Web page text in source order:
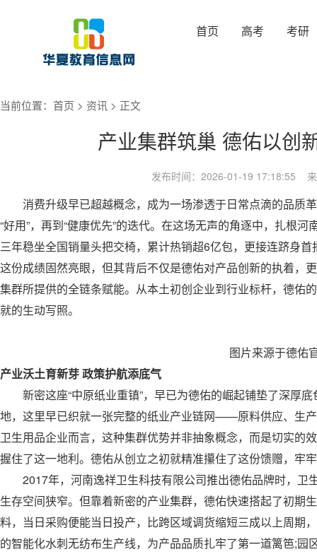
首页 高考 考研
当前位置： 首页 > 资讯 > 正文
产业集群筑巢 德佑以创
发布时间：2026-01-19 17:18:55
消费升级早已超越概念，成为一场渗透于日常点滴的品质
“好用”，再到“健康优先”的迭代。在这场无声的角逐中，扎根
三年稳坐全国销量头把交椅，累计热销超6亿包，更接连跻身
这份成绩固然亮眼，但其背后不仅是德佑对产品创新的执着，
集群所提供的全链条赋能。从本土初创企业到行业标杆，德佑
就的生动写照。
图片来源于德佑
产业沃土育新芽 政策护航添底气
新密这座“中原纸业重镇”，早已为德佑的崛起铺垫了深厚底
地，这里早已织就一张完整的纸业产业链网——原料供应、生
卫生用品企业而言，这种集群优势并非抽象概念，而是切实
握住了这一地利。德佑从创立之初就精准攥住了这份馈赠，牢
2017年，河南逸祥卫生科技有限公司推出德佑品牌时，卫
生存空间狭窄。但靠着新密的产业集群，德佑快速搭起了初期
料，当日采购便能当日投产，比跨区域调货缩短三成以上周期
的智能化水刺无纺布生产线，为产品品质扎牢了第一道篱笆;